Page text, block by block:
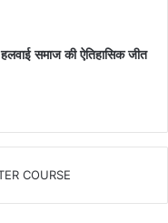
समाज की ऐतिहासिक जीत